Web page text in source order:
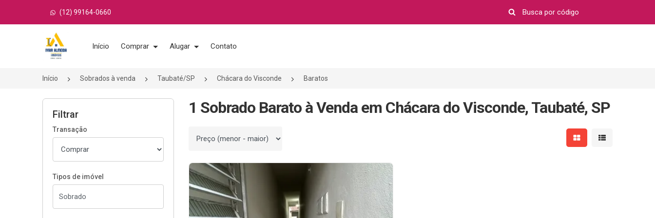
(12) 99164-0660
Página inicial
Início Comprar Alugar Contato
Início Sobrados à venda Taubaté/SP Chácara do Visconde Baratos
Filtrar
Transação
Tipos de imóvel
1 Sobrado Barato à Venda em Chácara do Visconde, Taubaté, SP
Ordenar por Mostrar resultados em
Mostrar